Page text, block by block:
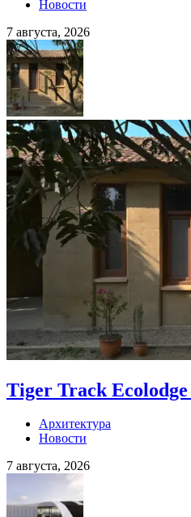
Новости
7 августа, 2026
Tiger Track
Архитектура
Новости
7 августа, 2026